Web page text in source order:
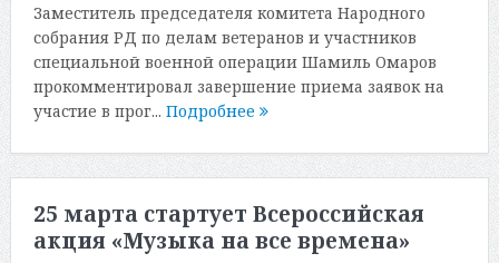
Заместитель председателя комитета Народного
собрания РД по делам ветеранов и участников
специальной военной операции Шамиль Омаров
прокомментировал завершение приема заявок на
участие в прог... Подробнее
25 марта стартует Всероссийская
акция «Музыка на все времена»